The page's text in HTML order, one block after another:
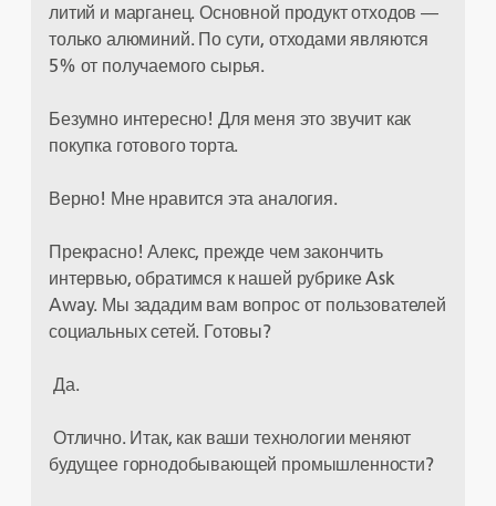
литий и марганец. Основной продукт отходов —
только алюминий. По сути, отходами являются
5% от получаемого сырья.
Безумно интересно! Для меня это звучит как
покупка готового торта.
Верно! Мне нравится эта аналогия.
Прекрасно! Алекс, прежде чем закончить
интервью, обратимся к нашей рубрике Ask
Away. Мы зададим вам вопрос от пользователей
социальных сетей. Готовы?
Да.
Отлично. Итак, как ваши технологии меняют
будущее горнодобывающей промышленности?